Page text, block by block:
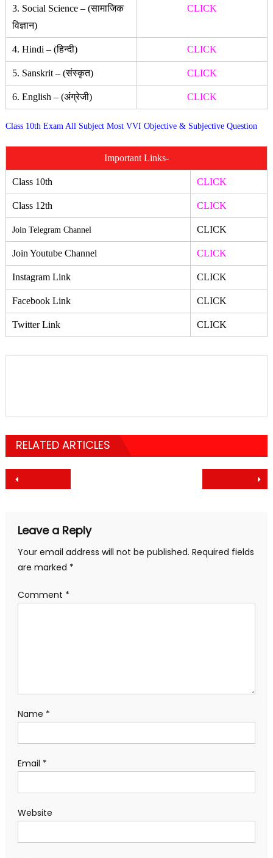
3. Social Science – (सामाजिक
विज्ञान)
CLICK
4. Hindi – (हिन्दी) CLICK
5. Sanskrit – (संस्कृत) CLICK
6. English – (अंग्रेजी) CLICK
Class 10th Exam All Subject Most VVI Objective & Subjective Question
Important Links-
Class 10th CLICK
Class 12th CLICK
Join Telegram Channel CLICK
Join Youtube Channel CLICK
Instagram Link CLICK
Facebook Link CLICK
Twitter Link CLICK
RELATED ARTICLES
Post
Leave a Reply
Your email address will not be published. Required fields
are marked *
Comment *
Name *
Email *
Website